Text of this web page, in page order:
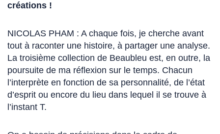
créations !
NICOLAS PHAM : A chaque fois, je cherche avant
tout à raconter une histoire, à partager une analyse.
La troisième collection de Beaubleu est, en outre, la
poursuite de ma réflexion sur le temps. Chacun
l’interprète en fonction de sa personnalité, de l’état
d’esprit ou encore du lieu dans lequel il se trouve à
l’instant T.